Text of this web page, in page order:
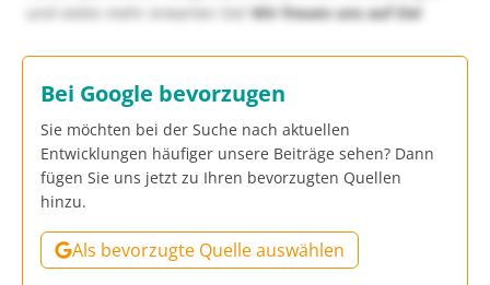
und vieles mehr erwarten Sie!Wir freuen uns auf Sie!
Bei Google bevorzugen
Sie möchten bei der Suche nach aktuellen
Entwicklungen häufiger unsere Beiträge sehen? Dann
fügen Sie uns jetzt zu Ihren bevorzugten Quellen
hinzu.
Als bevorzugte Quelle auswählen